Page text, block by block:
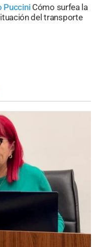
Puccini Cómo surfea la
del transporte